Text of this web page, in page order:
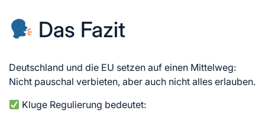
Das Fazit
Deutschland und die EU setzen auf einen Mittelweg:
Nicht pauschal verbieten, aber auch nicht alles erlauben.
Kluge Regulierung bedeutet: